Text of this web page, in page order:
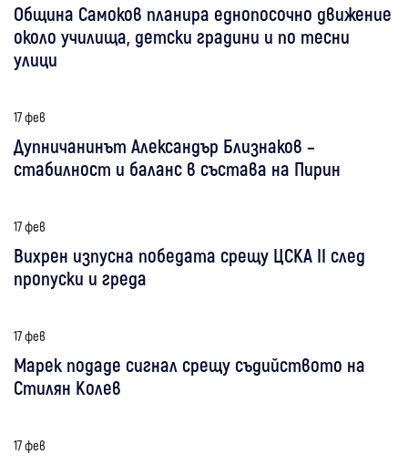
Община Самоков планира еднопосочно движение
около училища, детски градини и по тесни
улици
17 фев
Дупничанинът Александър Близнаков –
стабилност и баланс в състава на Пирин
17 фев
Вихрен изпусна победата срещу ЦСКА II след
пропуски и греда
17 фев
Марек подаде сигнал срещу съдийството на
Стилян Колев
17 фев